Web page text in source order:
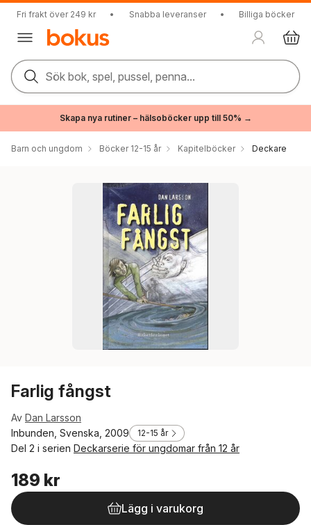
Fri frakt över 249 kr • Snabba leveranser • Billiga böcker
Sök bok, spel, pussel, penna...
Skapa nya rutiner – hälsoböcker upp till 50% →
Barn och ungdom Böcker 12-15 år Kapitelböcker Deckare
Farlig fångst
Av Dan Larsson
Inbunden, Svenska, 2009
12-15 år
Del 2 i serien Deckarserie för ungdomar från 12 år
189 kr
Lägg i varukorg